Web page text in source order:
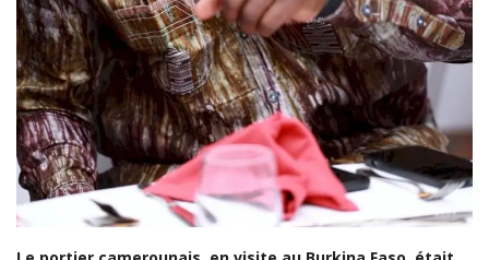
FEMMES & SPORT
Inside JOJ Dakar 2026
Cyclisme
FIFA
Actualités
Business du sport